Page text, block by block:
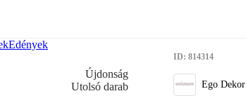
Edények
Újdonság
Utolsó darab
ID: 814314
Ego Dekor